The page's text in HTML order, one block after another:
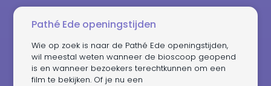
Pathé Ede openingstijden
Wie op zoek is naar de Pathé Ede openingstijden,
wil meestal weten wanneer de bioscoop geopend
is en wanneer bezoekers terechtkunnen om een
film te bekijken. Of je nu een